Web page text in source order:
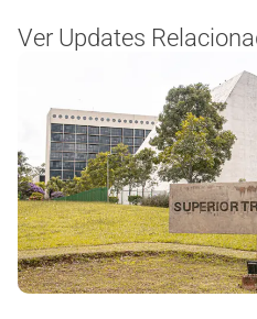
Ver Updates